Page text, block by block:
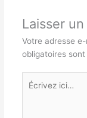
Laisser
Votre adresse
obligatoires
Écrivez
ici…